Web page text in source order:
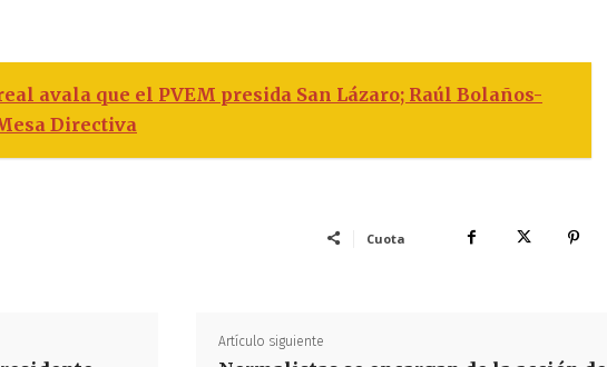
avala que el PVEM presida San Lázaro; Raúl Bolaños-
Directiva
Cuota
Artículo siguiente